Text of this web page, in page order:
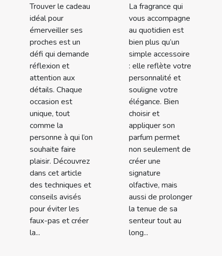
Trouver le cadeau
idéal pour
émerveiller ses
proches est un
défi qui demande
réflexion et
attention aux
détails. Chaque
occasion est
unique, tout
comme la
personne à qui l’on
souhaite faire
plaisir. Découvrez
dans cet article
des techniques et
conseils avisés
pour éviter les
faux-pas et créer
la...
La fragrance qui
vous accompagne
au quotidien est
bien plus qu’un
simple accessoire
: elle reflète votre
personnalité et
souligne votre
élégance. Bien
choisir et
appliquer son
parfum permet
non seulement de
créer une
signature
olfactive, mais
aussi de prolonger
la tenue de sa
senteur tout au
long...